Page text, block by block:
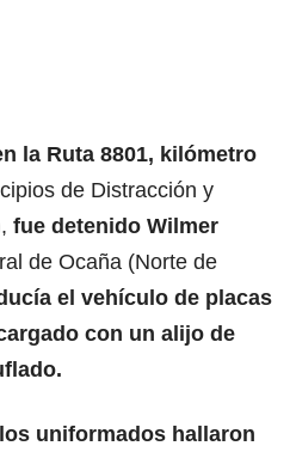
la Ruta 8801, kilómetro
de Distracción y
fue detenido Wilmer
de Ocaña (Norte de
el vehículo de placas
con un alijo de
.
los uniformados hallaron